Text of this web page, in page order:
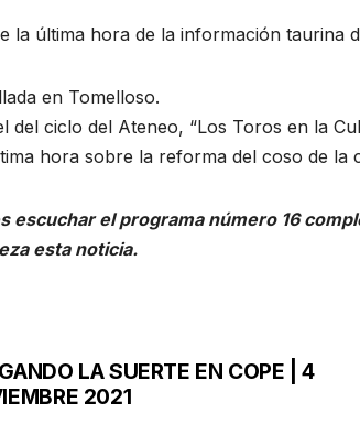
la última hora de la información taurina
en Tomelloso.
del ciclo del Ateneo, “Los Toros en la
hora sobre la reforma del coso de la
escuchar el programa número 16
esta noticia.
LA SUERTE EN COPE | 4
2021